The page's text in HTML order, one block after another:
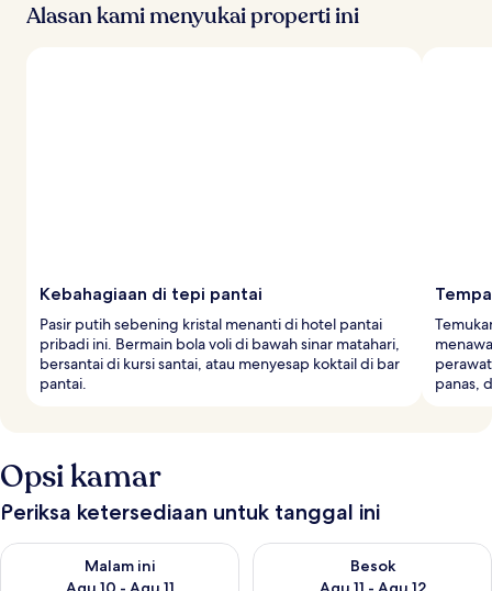
Alasan kami menyukai properti ini
Kebahagiaan di tepi pantai
Pasir putih sebening kristal menanti di hotel pantai
pribadi ini. Bermain bola voli di bawah sinar matahari,
bersantai di kursi santai, atau menyesap koktail di bar
pantai.
panas,
Opsi kamar
Periksa ketersediaan untuk tanggal ini
Malam ini
Periksa ketersediaan untuk malam ini Agu 10 - Agu 11
Besok
Periksa ketersediaan untuk